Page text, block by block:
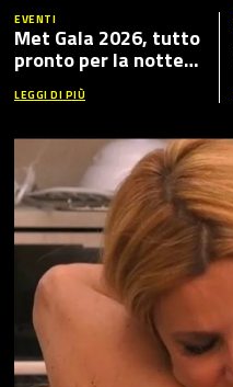
EVENTI
Met Gala 2026, tutto
pronto per la notte
più fashion dell’anno:
tema, ospiti e dove
LEGGI DI PIÙ